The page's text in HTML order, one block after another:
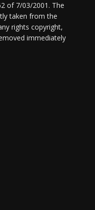
of 7/03/2001. The
taken from the
rights copyright,
immediately